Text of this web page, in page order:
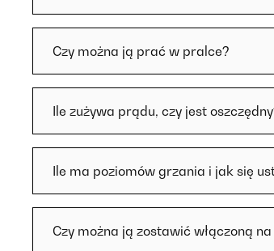
Czy można ją prać w pralce?
Ile zużywa prądu, czy jest
Ile ma poziomów grzania i jak się
Czy można ją zostawić włączoną na